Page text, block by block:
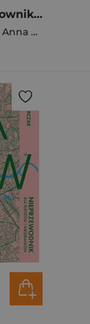
Kraków. Spacerownik literacki
Anna Hojwa